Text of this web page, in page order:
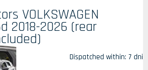
VOLKSWAGEN
2018-2026 (rear
Dispatched within: 7 dni